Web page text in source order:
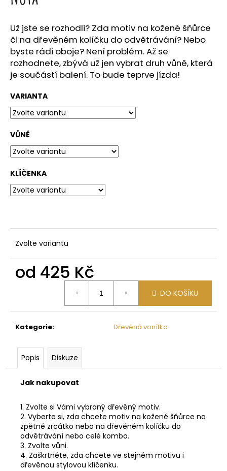
Už jste se rozhodli? Zda motiv na kožené šňůrce
či na dřevěném kolíčku do odvětrávání? Nebo
byste rádi oboje? Není problém. Až se
rozhodnete, zbývá už jen vybrat druh vůně, která
je součástí balení. To bude teprve jízda!
VARIANTA
VŮNĚ
KLÍČENKA
Zvolte variantu
od 425 Kč
DO KOŠÍKU
Kategorie: Dřevěná vonítka
Popis Diskuze
Jak nakupovat
1. Zvolte si Vámi vybraný dřevěný motiv.
2. Vyberte si, zda chcete motiv na kožené šňůrce na
zpětné zrcátko nebo na dřevěném kolíčku do
odvětrávání nebo celé kombo.
3. Zvolte vůni.
4. Zaškrtněte, zda chcete ve stejném motivu i
dřevěnou stylovou klíčenku.
j
í
t
?
HLEDAT
D
o
p
o
č
u
e
m
METAL
WOOD
CAR
595